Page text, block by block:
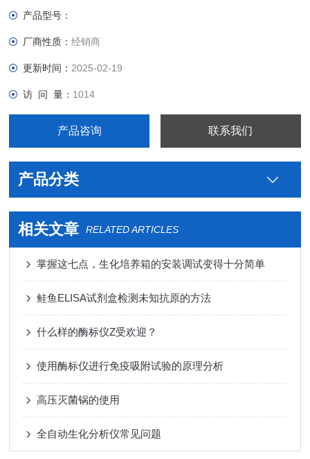
产品型号：
厂商性质：经销商
更新时间： 2025-02-19
访 问 量： 1014
产品咨询 联系我们
产品分类
相关文章 RELATED ARTICLES
掌握这七点，生化培养箱的安装调试变得十分简单
鲑鱼ELISA试剂盒检测未知抗原的方法
什么样的酶标仪Z受欢迎？
使用酶标仪进行免疫吸附试验的原理分析
高压灭菌锅的使用
全自动生化分析仪常见问题